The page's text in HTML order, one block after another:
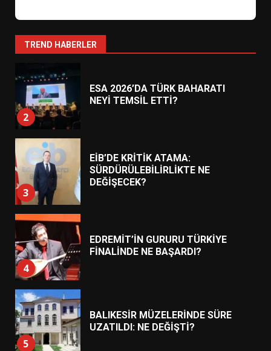
TREND HABERLER
1
HAREKETE GEÇİYOR: GÖZLER
2
ESA 2026’DA TÜRK BAHARATI
NEYİ TEMSİL ETTİ?
3
EİB’DE KRİTİK ATAMA:
SÜRDÜRÜLEBİLİRLİKTE NE
DEĞİŞECEK?
4
EDREMİT’İN GURURU TÜRKİYE
FİNALİNDE NE BAŞARDI?
5
BALIKESİR MÜZELERİNDE SÜRE
UZATILDI: NE DEĞİŞTİ?